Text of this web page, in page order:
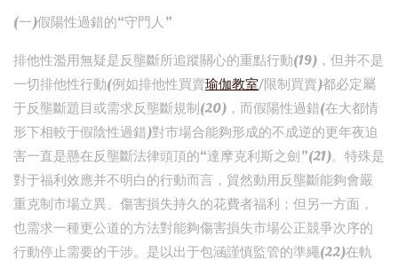
(一)假陽性過錯的“守門人”
排他性濫用無疑是反壟斷所追蹤關心的重點行動(19)，但并不是
一切排他性行動(例如排他性買賣瑜伽教室/限制買賣)都必定屬
于反壟斷題目或需求反壟斷規制(20)，而假陽性過錯(在大都情
形下相較于假陰性過錯)對市場合能夠形成的不成逆的更年夜迫
害一直是懸在反壟斷法律頭頂的“達摩克利斯之劍”(21)。特殊是
對于福利效應并不明白的行動而言，貿然動用反壟斷能夠會嚴
重克制市場立異、傷害損失持久的花費者福利；但另一方面，
也需求一種更公道的方法對能夠傷害損失市場公正競爭次序的
行動停止需要的干涉。是以出于包涵謹慎監管的準繩(22)在軌